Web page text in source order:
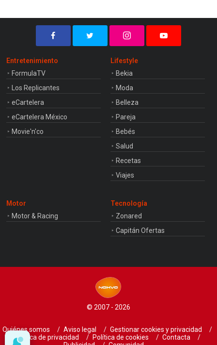
Entretenimiento
FormulaTV
Los Replicantes
eCartelera
eCartelera México
Movie'n'co
Lifestyle
Bekia
Moda
Belleza
Pareja
Bebés
Salud
Recetas
Viajes
Motor
Motor & Racing
Tecnología
Zonared
Capitán Ofertas
© 2007 - 2026
Quiénes somos Aviso legal
Gestionar cookies y privacidad
Política de privacidad
Política de cookies
Contacta